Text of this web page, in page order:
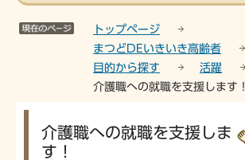
トップページ
まつどDEいきいき高齢者
目的から探す
活躍
介護職への就職を支援します！
介護職への就職を支援しま
す！